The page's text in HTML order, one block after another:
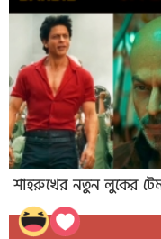
শাহরুখের নতুন লুকের